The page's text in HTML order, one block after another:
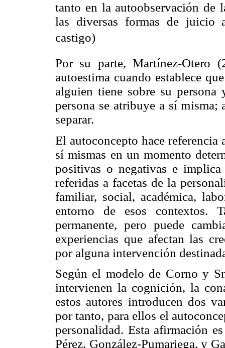
tanto en la autoobservación de
las diversas formas de juicio
castigo)
Por su parte,Martínez-Otero
autoestima cuando establece
alguien tiene sobre su
persona se atribuye a sí
separar.
El autoconcepto hace referencia
sí mismas en un momento
positivas o negativas e implica
referidas a facetas de la
familiar, social, académica,
entorno de esos contextos.
permanente, pero puede
experiencias que afectan las
por alguna intervención
Según el modelo de Corno y
intervienen la cognición, la
estos autores introducen dos
por tanto, para ellos el
personalidad. Esta afirmación
Pérez, González-Pumariega, y